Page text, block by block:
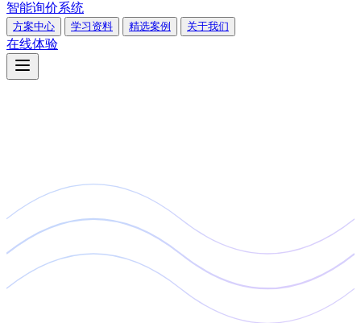
智能询价系统
方案中心 学习资料 精选案例 关于我们
在线体验